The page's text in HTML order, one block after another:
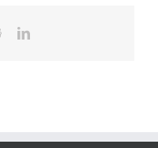
RedditLinkedIn